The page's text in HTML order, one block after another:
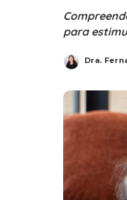
para
Posted
Dra.